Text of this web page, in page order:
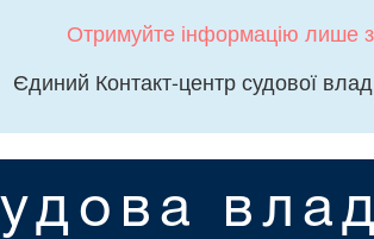
Отримуйте інформацію лише
Єдиний Контакт-центр судової